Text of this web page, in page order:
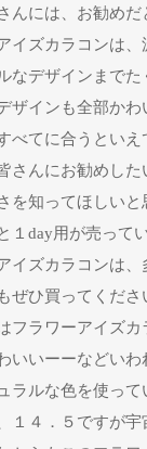
んには、お勧めだ
イズカラコンは、
なデザインまでた
ザインも全部かわ
べてに合うといえ
さんにお勧めし
を知ってほしいと
１day用が売ってい
イズカラコンは
ぜひ買ってくださ
フラワーアイズ
いいーーなどいわ
ラルな色を使っ
１４．５ですが宇